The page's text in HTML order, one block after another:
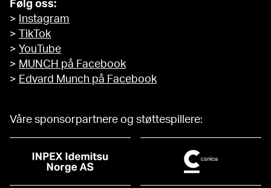
Følg oss:
>
Instagram
>
TikTok
> YouTube
> MUNCH på Facebook
> Edvard Munch på Facebook
Våre sponsorpartnere og støttespillere: